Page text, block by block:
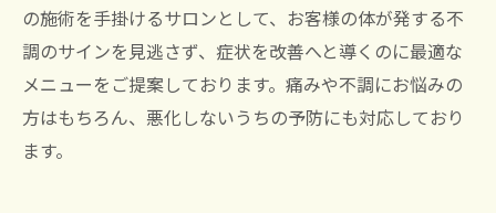
の施術を手掛けるサロンとして、お客様の体が発する不
調のサインを見逃さず、症状を改善へと導くのに最適な
メニューをご提案しております。痛みや不調にお悩みの
方はもちろん、悪化しないうちの予防にも対応しており
ます。